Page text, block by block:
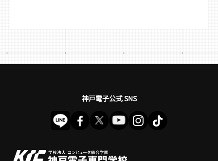
神戸電子公式 SNS